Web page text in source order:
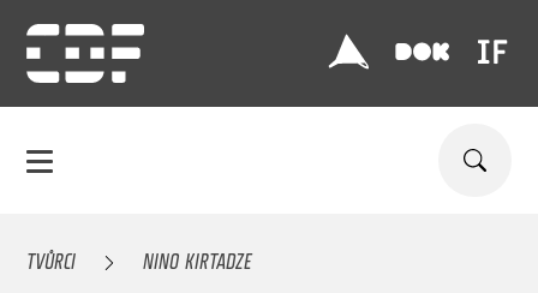
TVŮRCI NINO KIRTADZE